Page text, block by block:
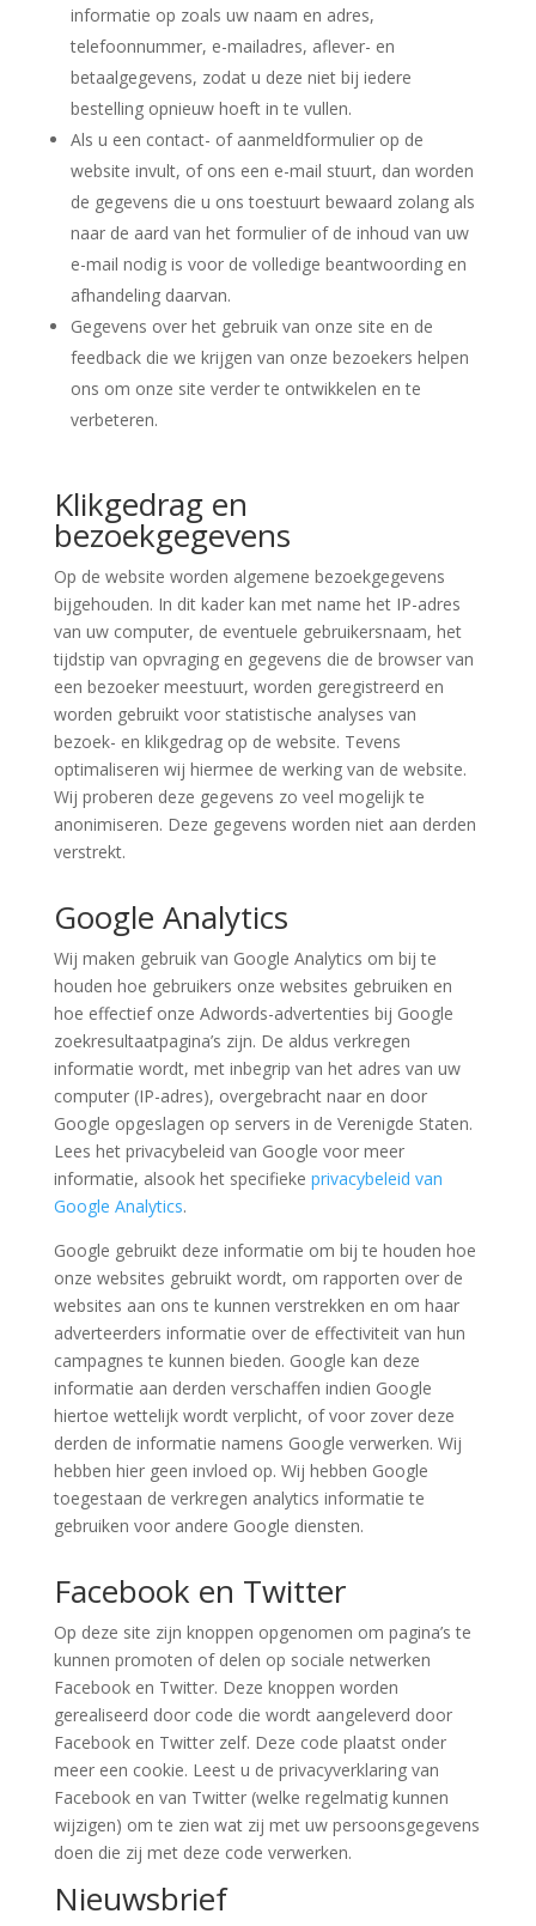
informatie op zoals uw naam en adres,
telefoonnummer, e-mailadres, aflever- en
betaalgegevens, zodat u deze niet bij iedere
bestelling opnieuw hoeft in te vullen.
Als u een contact- of aanmeldformulier op de
website invult, of ons een e-mail stuurt, dan worden
de gegevens die u ons toestuurt bewaard zolang als
naar de aard van het formulier of de inhoud van uw
e-mail nodig is voor de volledige beantwoording en
afhandeling daarvan.
Gegevens over het gebruik van onze site en de
feedback die we krijgen van onze bezoekers helpen
ons om onze site verder te ontwikkelen en te
verbeteren.
Klikgedrag en
bezoekgegevens
Op de website worden algemene bezoekgegevens
bijgehouden. In dit kader kan met name het IP-adres
van uw computer, de eventuele gebruikersnaam, het
tijdstip van opvraging en gegevens die de browser van
een bezoeker meestuurt, worden geregistreerd en
worden gebruikt voor statistische analyses van
bezoek- en klikgedrag op de website. Tevens
optimaliseren wij hiermee de werking van de website.
Wij proberen deze gegevens zo veel mogelijk te
anonimiseren. Deze gegevens worden niet aan derden
verstrekt.
Google Analytics
Wij maken gebruik van Google Analytics om bij te
houden hoe gebruikers onze websites gebruiken en
hoe effectief onze Adwords-advertenties bij Google
zoekresultaatpagina’s zijn. De aldus verkregen
informatie wordt, met inbegrip van het adres van uw
computer (IP-adres), overgebracht naar en door
Google opgeslagen op servers in de Verenigde Staten.
Lees het privacybeleid van Google voor meer
informatie, alsook het specifieke privacybeleid van
Google Analytics.
Google gebruikt deze informatie om bij te houden hoe
onze websites gebruikt wordt, om rapporten over de
websites aan ons te kunnen verstrekken en om haar
adverteerders informatie over de effectiviteit van hun
campagnes te kunnen bieden. Google kan deze
informatie aan derden verschaffen indien Google
hiertoe wettelijk wordt verplicht, of voor zover deze
derden de informatie namens Google verwerken. Wij
hebben hier geen invloed op. Wij hebben Google
toegestaan de verkregen analytics informatie te
gebruiken voor andere Google diensten.
Facebook en Twitter
Op deze site zijn knoppen opgenomen om pagina’s te
kunnen promoten of delen op sociale netwerken
Facebook en Twitter. Deze knoppen worden
gerealiseerd door code die wordt aangeleverd door
Facebook en Twitter zelf. Deze code plaatst onder
meer een cookie. Leest u de privacyverklaring van
Facebook en van Twitter (welke regelmatig kunnen
wijzigen) om te zien wat zij met uw persoonsgegevens
doen die zij met deze code verwerken.
Nieuwsbrief